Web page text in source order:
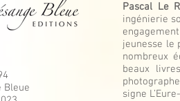
Pascal Le
ingénierie
jeunesse le
nombreux
beaux
signe
Bleue